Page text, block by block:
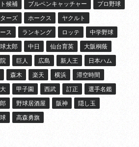
候補 ブルペンキャッチャー プロ野球
ーズ ホークス ヤクルト
ス ランキング ロッテ 中学野球
太郎 中日 仙台育英 大阪桐蔭
巨人 広島 新人王 日本ハム
森木 楽天 横浜 滞空時間
甲子園 西武 訂正 選手名鑑
野球居酒屋 阪神 隠し玉
高森勇旗